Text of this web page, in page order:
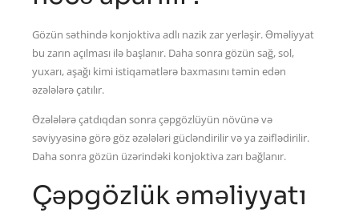
Gözün səthində konjoktiva adlı nazik zar yerləşir. Əməliyyat
bu zarın açılması ilə başlanır. Daha sonra gözün sağ, sol,
yuxarı, aşağı kimi istiqamətlərə baxmasını təmin edən
əzələlərə çatılır.
Əzələlərə çatdıqdan sonra çəpgözlüyün növünə və
səviyyəsinə görə göz əzələləri gücləndirilir və ya zəiflədirilir.
Daha sonra gözün üzərindəki konjoktiva zarı bağlanır.
Çəpgözlük əməliyyatı